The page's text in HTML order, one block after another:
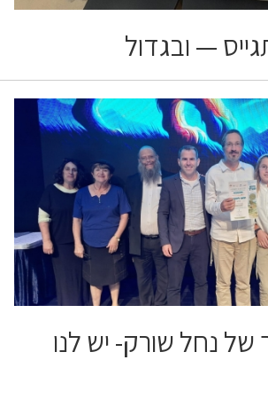
— ובגדול
של נחל שורק- יש לנו